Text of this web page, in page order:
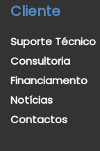
Cliente
Suporte Técnico
Consultoria
Financiamento
Notícias
Contactos